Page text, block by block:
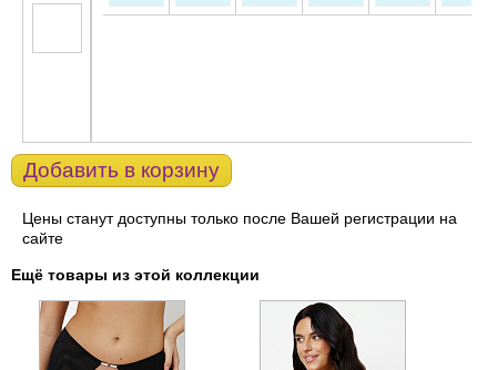
Добавить в корзину
Цены станут доступны только после Вашей регистрации на
сайте
Ещё товары из этой коллекции